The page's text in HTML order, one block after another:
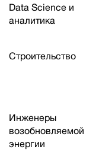
Data Science и
аналитика
Строительство
Инженеры
возобновляемой
энергии